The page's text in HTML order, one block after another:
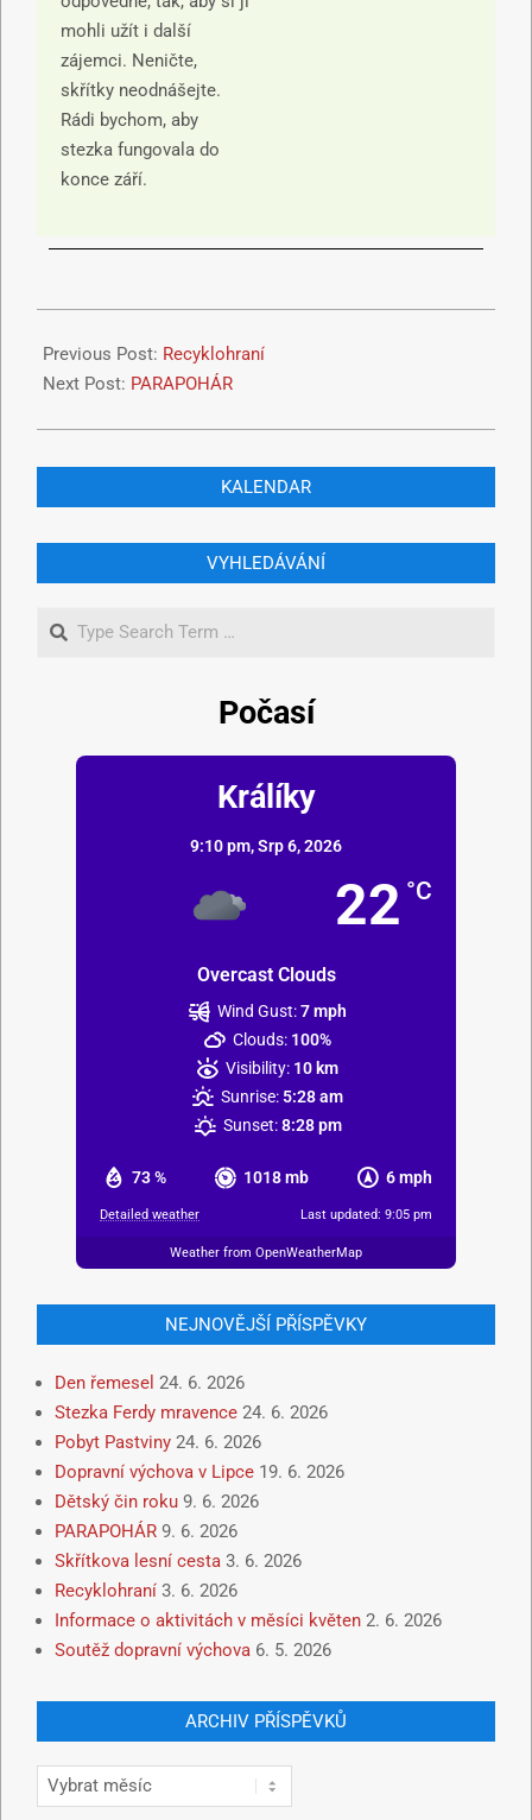
mohli užít i další
zájemci. Neničte,
skřítky neodnášejte.
Rádi bychom, aby
stezka fungovala do
konce září.
Previous Post: Recyklohraní
Next Post: PARAPOHÁR
KALENDAR
VYHLEDÁVÁNÍ
Počasí
Králíky
9:10 pm,Srp 6, 2026
22 °C
Overcast Clouds
73 % 1018 mb 6 mph
Wind Gust:7 mph
Clouds: 100%
Visibility: 10 km
Sunrise: 5:28 am
Sunset: 8:28 pm
Detailed weather Last updated: 9:05 pm
Weather from OpenWeatherMap
NEJNOVĚJŠÍ PŘÍSPĚVKY
Den řemesel 24. 6. 2026
Stezka Ferdy mravence 24. 6. 2026
Pobyt Pastviny 24. 6. 2026
Dopravní výchova v Lipce 19. 6. 2026
Dětský čin roku 9. 6. 2026
PARAPOHÁR 9. 6. 2026
Skřítkova lesní cesta 3. 6. 2026
Recyklohraní 3. 6. 2026
Informace o aktivitách v měsíci květen 2. 6. 2026
Soutěž dopravní výchova 6. 5. 2026
ARCHIV PŘÍSPĚVKŮ